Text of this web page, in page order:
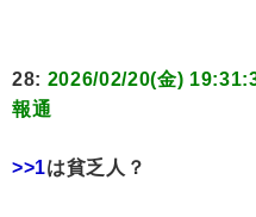
28: 2026/02/20(金)
報通
>>1は貧乏人？